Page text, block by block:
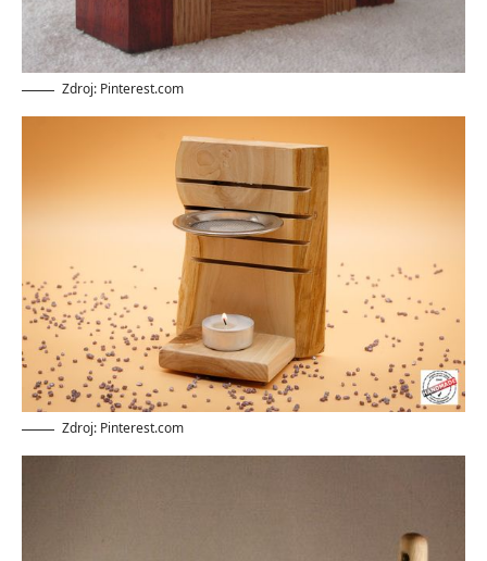
Zdroj: Pinterest.com
Zdroj: Pinterest.com